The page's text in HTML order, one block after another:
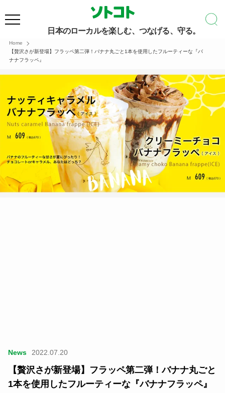
日本のローカルを楽しむ、つなげる、守る。
Home
【贅沢さが新登場】フラッペ第二弾！バナナ丸ごと1本を使用したフルーティーな『バ
ナナフラッペ』
News 2022.07.20
【贅沢さが新登場】フラッペ第二弾！バナナ丸ごと
1本を使用したフルーティーな『バナナフラッペ』